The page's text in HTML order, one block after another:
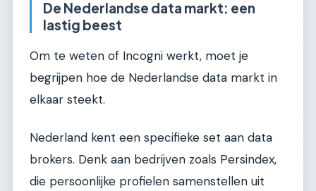
De Nederlandse data markt: een
lastig beest
Om te weten of Incogni werkt, moet je
begrijpen hoe de Nederlandse data markt in
elkaar steekt.
Nederland kent een specifieke set aan data
brokers. Denk aan bedrijven zoals Persindex,
die persoonlijke profielen samenstellen uit